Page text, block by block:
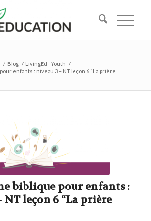
/ Blog / LivingEd - Youth /
enfants : niveau 3 – NT leçon 6 “La prière
biblique pour enfants :
leçon 6 “La prière